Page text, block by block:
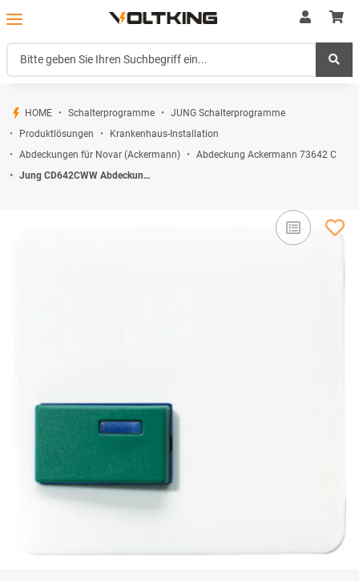
HOME Schalterprogramme
JUNG Schalterprogramme
Produktlösungen
Krankenhaus-Installation
Abdeckungen für Novar (Ackermann)
Abdeckung Ackermann 73642 C
Jung CD642CWW Abdeckung f. Ackermann (Thermoplast bruchsicher) Alpinweiß Serie CD